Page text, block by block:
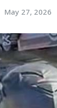
May 27, 2026